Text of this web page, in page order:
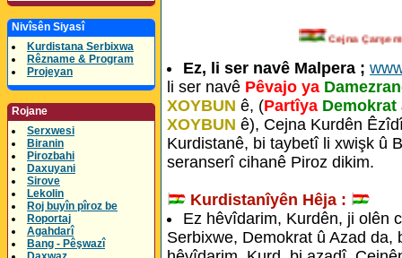
Nivîsên Siyasî
Kurdistana Serbixwa
Rêzname & Program
Projeyan
Rojane
Serxwesi
Biranin
Pirozbahi
Daxuyani
Sirove
Lekolin
Roj buyîn pîroz be
Roportaj
Agahdarî
Bang - Pêşwazî
Cejna
Ez, li ser navê Malpera ;
li ser navê Pêvajo ya
XOYBUN ê, (Partîya
XOYBUN ê), Cejna Kurdên
Kurdistanê, bi taybetî li xwişk û
seranserî cihanê Piroz dikim.
Kurdistanîyên Hêja :
Ez hêvîdarim, Kurdên, ji olên
Serbixwe, Demokrat û Azad